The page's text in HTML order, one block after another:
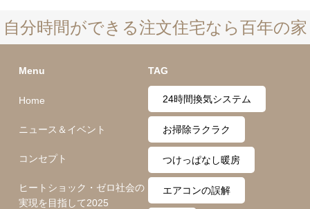
自分時間ができる注文住宅なら百年の家
Menu
Home
ニュース＆イベント
コンセプト
ヒートショック・ゼロ社会の
実現を目指して2025
TAG
24時間換気システム
お掃除ラクラク
つけっぱなし暖房
エアコンの誤解